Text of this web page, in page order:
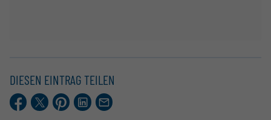
DIESEN EINTRAG TEILEN
Facebook
X.comPinterestLinkedIn
E-
Mail